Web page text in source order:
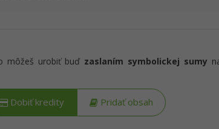
môžeš urobiť buď zaslaním symbolickej sumy
Dobiť kredity Pridať obsah